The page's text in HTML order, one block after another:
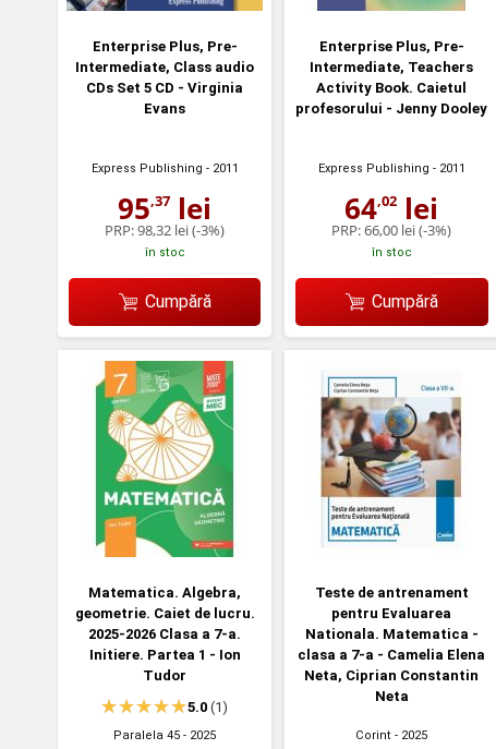
Enterprise Plus, Pre-
Intermediate, Class audio
CDs Set 5 CD - Virginia
Evans
Express Publishing - 2011
95,37 lei
PRP:98,32 lei(-3%)
în stoc
Cumpără
Enterprise Plus, Pre-
Intermediate, Teachers
Activity Book. Caietul
profesorului - Jenny Dooley
Express Publishing - 2011
64,02 lei
PRP:66,00 lei(-3%)
în stoc
Cumpără
Matematica. Algebra,
geometrie. Caiet de lucru.
2025-2026 Clasa a 7-a.
Initiere. Partea 1 - Ion
Tudor
5.0(1)
Paralela 45 - 2025
Teste de antrenament
pentru Evaluarea
Nationala. Matematica -
clasa a 7-a - Camelia Elena
Neta, Ciprian Constantin
Neta
Corint - 2025